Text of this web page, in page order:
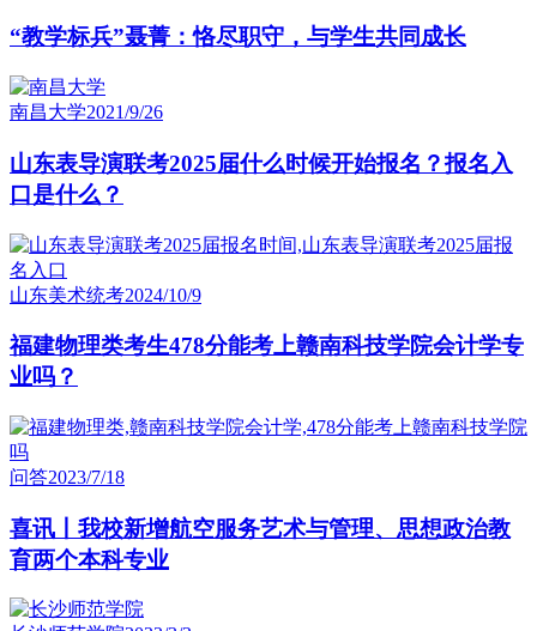
“教学标兵”聂菁：恪尽职守，与学生共同成长
南昌大学2021/9/26
山东表导演联考2025届什么时候开始报名？报名入
口是什么？
山东美术统考2024/10/9
福建物理类考生478分能考上赣南科技学院会计学专
业吗？
问答2023/7/18
喜讯丨我校新增航空服务艺术与管理、思想政治教
育两个本科专业